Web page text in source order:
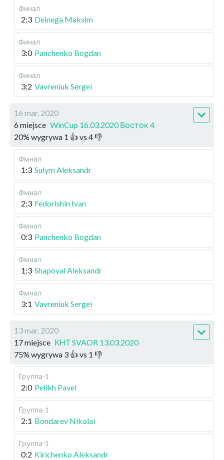
Финал
2:3 Deinega Maksim
Финал
3:0 Panchenko Bogdan
Финал
3:2 Vavreniuk Sergei
16 mar, 2020
6 miejsce WinCup 16.03.2020 Восток 4
20% wygrywa 1 👍 vs 4👎
Фмнал
1:3 Sulym Aleksandr
Фмнал
2:3 Fedorishin Ivan
Фмнал
0:3 Panchenko Bogdan
Фмнал
1:3 Shapoval Aleksandr
Фмнал
3:1 Vavreniuk Sergei
13 mar, 2020
17 miejsce КНТ SVAOR 13.03.2020
75% wygrywa 3 👍 vs 1 👎
Группа-1
2:0 Pelikh Pavel
Группа-1
2:1 Bondarev Nikolai
Группа-1
0:2 Kirichenko Aleksandr